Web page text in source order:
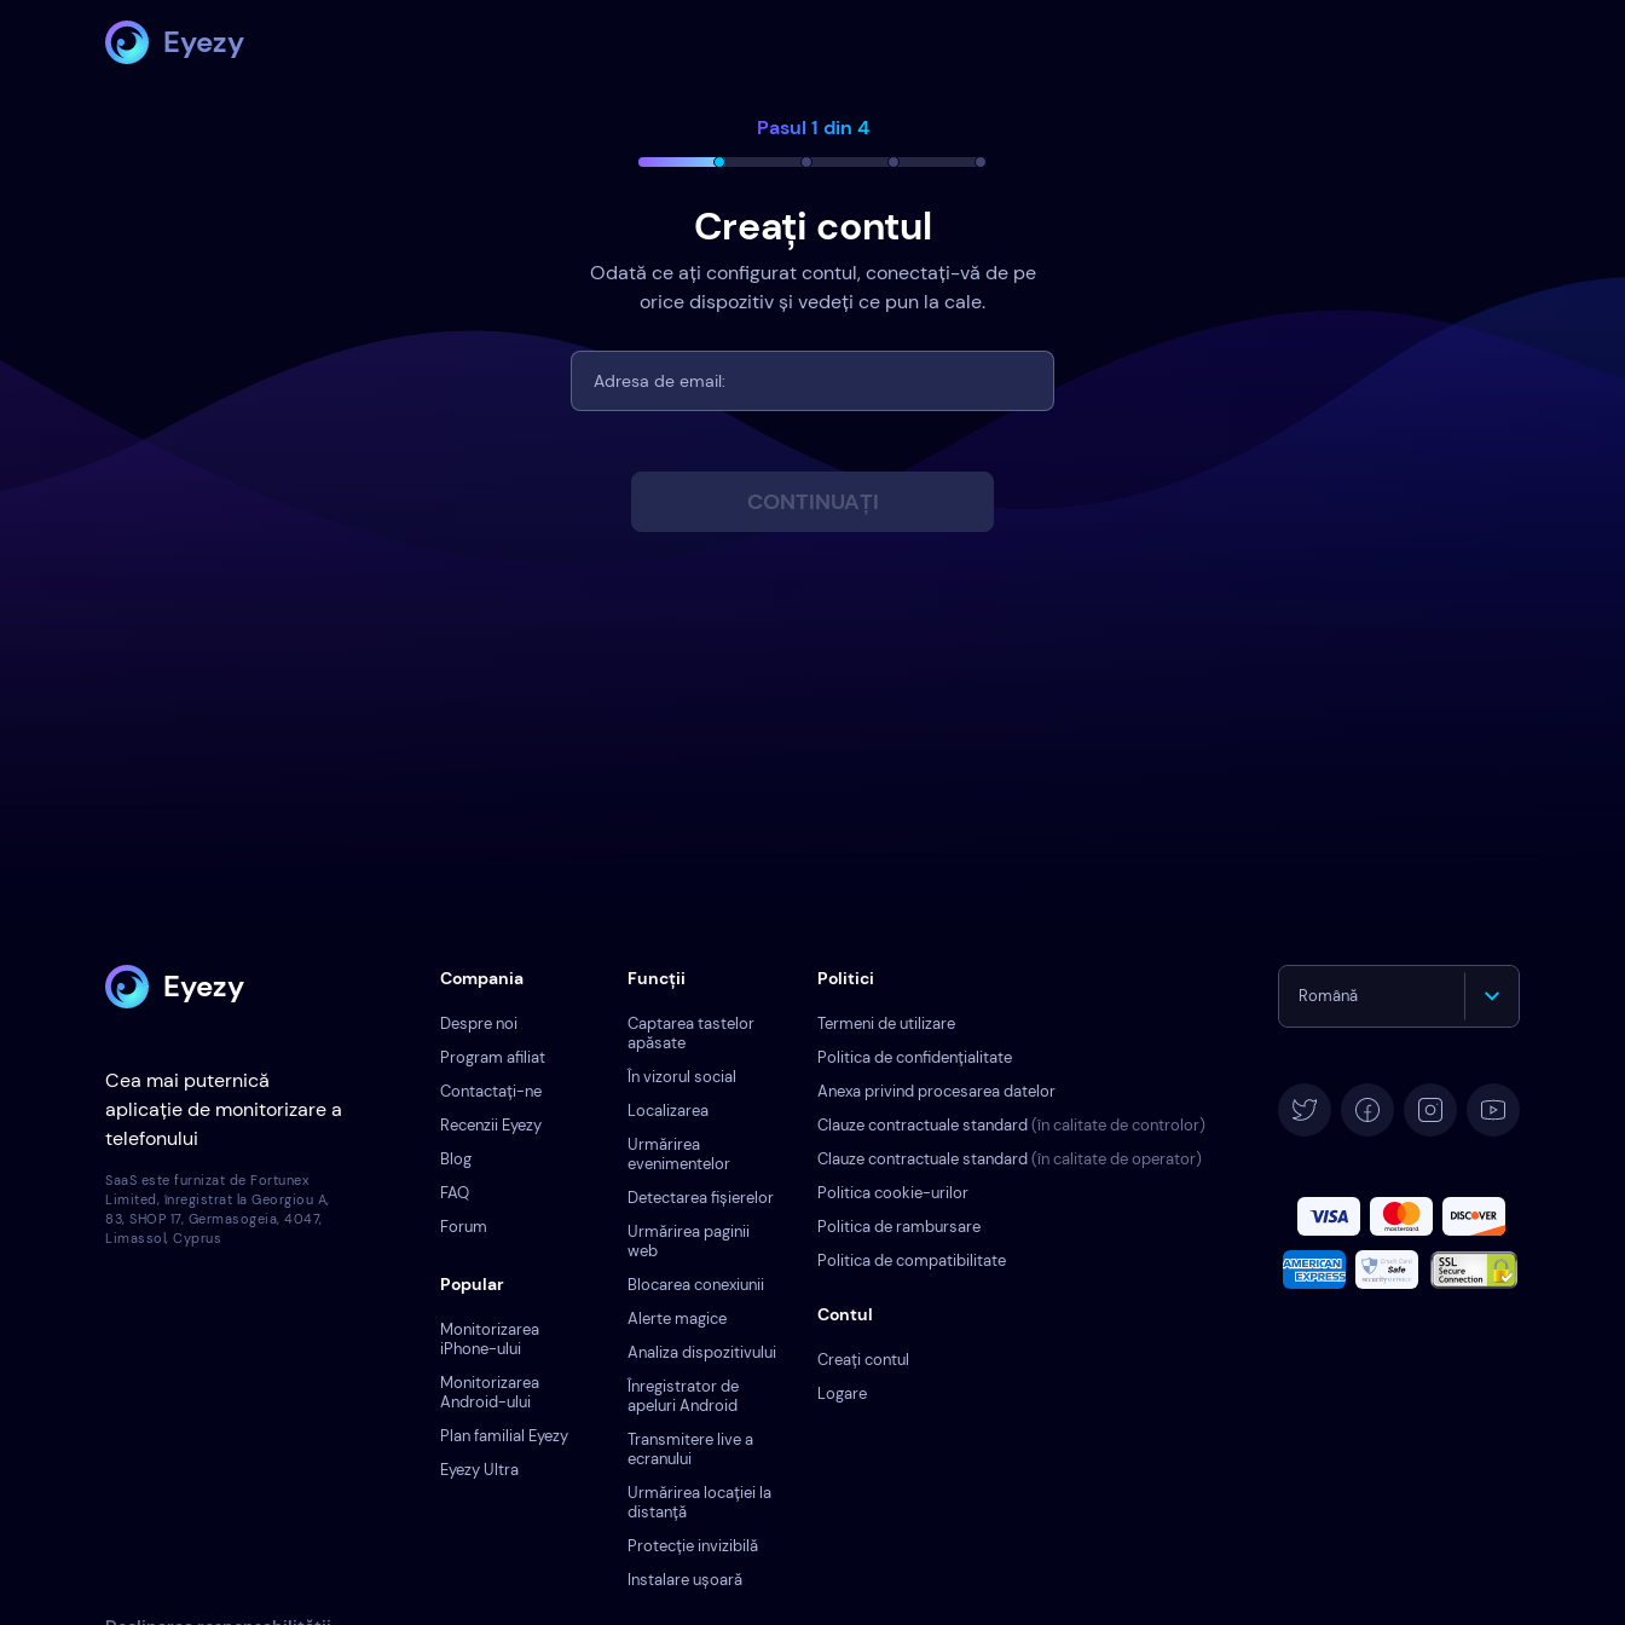
Eyezy
Pasul 1 din 4
Creați contul
Odată ce ați configurat contul, conectați-vă de pe
orice dispozitiv și vedeți ce pun la cale.
CONTINUAȚI
Eyezy
Cea mai puternică
aplicație de monitorizare a
telefonului
Compania
Despre noi
Program afiliat
Contactați-ne
Recenzii Eyezy
Blog
FAQ
Forum
Popular
Monitorizarea
iPhone-ului
Monitorizarea
Android-ului
Plan familial Eyezy
Eyezy Ultra
Contul
Creați contul
Logare
Politici
Termeni de utilizare
Politica de confidențialitate
Anexa privind procesarea datelor
Clauze contractuale standard(în calitate de controlor)
Clauze contractuale standard(în calitate de operator)
Politica cookie-urilor
Politica de rambursare
Politica de compatibilitate
Funcții
Captarea tastelor
apăsate
În vizorul social
Localizarea
Urmărirea
evenimentelor
Detectarea fișierelor
Urmărirea paginii
web
Blocarea conexiunii
Alerte magice
Analiza dispozitivului
Înregistrator de
apeluri Android
Transmitere live a
ecranului
Urmărirea locației la
distanță
Protecție invizibilă
Instalare ușoară
Română
Deutsch
Français
SaaS este furnizat de Fortunex
Limited, înregistrat la Georgiou A,
83, SHOP 17, Germasogeia, 4047,
Limassol, Cyprus